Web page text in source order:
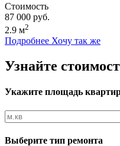
Стоимость
87 000 руб.
2.9 м2
Подробнее Хочу так же
Узнайте
Укажите площадь
Выберите тип ремонта